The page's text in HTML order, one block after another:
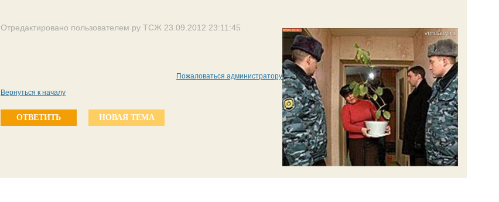
Отредактировано пользователем ру ТСЖ 23.09.2012 23:11:45
Пожаловаться администратору
Вернуться к началу
ОТВЕТИТЬ НОВАЯ ТЕМА